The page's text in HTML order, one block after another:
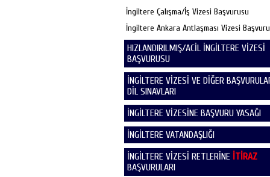
İngiltere Çalışma/İş Vizesi Başvurusu
İngiltere Ankara Antlaşması Vizesi
HIZLANDIRILMIŞ/ACİL İNGİLTERE VİZESİ
BAŞVURUSU
İNGİLTERE VİZESİ VE DİĞER
DİL SINAVLARI
İNGİLTERE VİZESİNE BAŞVURU YASAĞI
İNGİLTERE VATANDAŞLIĞI
İNGİLTERE VİZESİ RETLERİNE İTİRAZ
BAŞVURULARI